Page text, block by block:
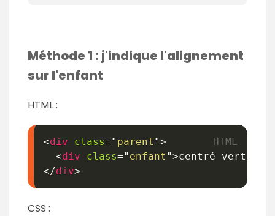
Méthode 1 : j'indique l'alignement
sur l'enfant
HTML :
<div class=" parent ">
<div class=" enfant ">centré
</div>
CSS :